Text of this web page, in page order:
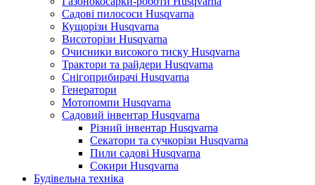
Садові пилососи Husqvarna
Кущорізи Husqvarna
Висоторізи Husqvarna
Очисники високого тиску Husqvarna
Трактори та райдери Husqvarna
Снігоприбирачі Husqvarna
Генератори
Мотопомпи Husqvarna
Садовий інвентар Husqvarna
Різний інвентар Husqvarna
Секатори та сучкорізи Husqvarna
Пили садові Husqvarna
Сокири Husqvarna
Будівельна техніка